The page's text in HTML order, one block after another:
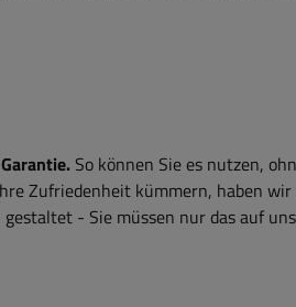
So können Sie es nutzen,
Zufriedenheit kümmern, haben wir
- Sie müssen nur das auf